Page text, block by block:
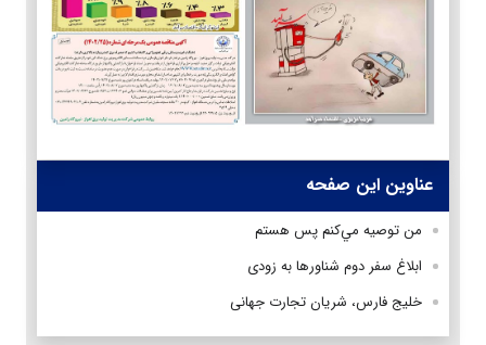
عناوین این صفحه
من توصيه مي‌كنم پس هستم
ابلاغ سفر دوم شناورها به زودی
خلیج فارس، شریان تجارت جهانی